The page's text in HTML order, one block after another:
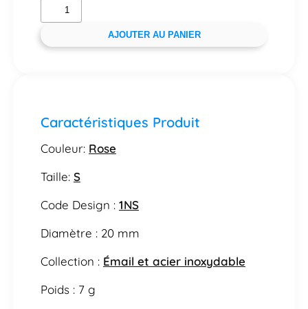
AJOUTER AU PANIER
Caractéristiques Produit
Couleur: Rose
Taille: S
Code Design : 1NS
Diamètre : 20 mm
Collection : Émail et acier inoxydable
Poids : 7 g